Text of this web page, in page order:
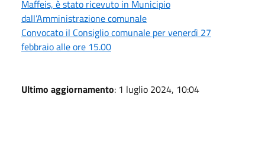
Maffeis, è stato ricevuto in Municipio
dall’Amministrazione comunale
Convocato il Consiglio comunale per venerdì 27
febbraio alle ore 15.00
Ultimo aggiornamento: 1 luglio 2024, 10:04